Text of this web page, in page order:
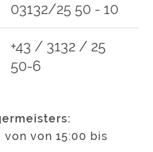
03132/25 50 - 10
+43 / 3132 / 25
50-6
von 15:00 bis